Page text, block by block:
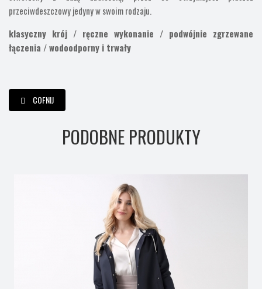
przeciwdeszczowy jedyny w swoim rodzaju.
klasyczny krój / ręczne wykonanie / podwójnie zgrzewane
łączenia /wodoodporny i trwały
COFNIJ
PODOBNE PRODUKTY